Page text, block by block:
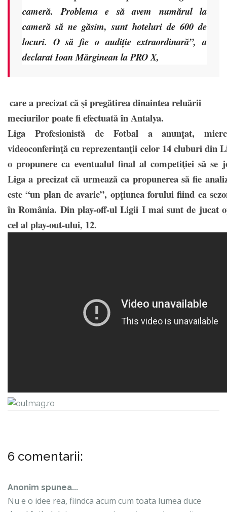
cameră. Problema e să avem numărul la
cameră să ne găsim, sunt hoteluri de 600 de
locuri. O să fie o audiție extraordinară”, a
declarat Ioan Mărginean la PRO X,
care a precizat că şi pregătirea dinaintea reluării
meciurilor poate fi efectuată în Antalya.
Liga Profesionistă de Fotbal a anunţat,
videoconferinţă cu reprezentanţii celor 14 cluburi din
o propunere ca eventualul final al competiţiei să se
Liga a precizat că urmează ca propunerea să fie
este “un plan de avarie”, opţiunea forului fiind ca
în România. Din play-off-ul Ligii I mai sunt de jucat
cel al play-out-ului, 12.
6 comentarii:
Anonim spunea...
Nu e o idee rea, fiindca acum cum toata lumea duce